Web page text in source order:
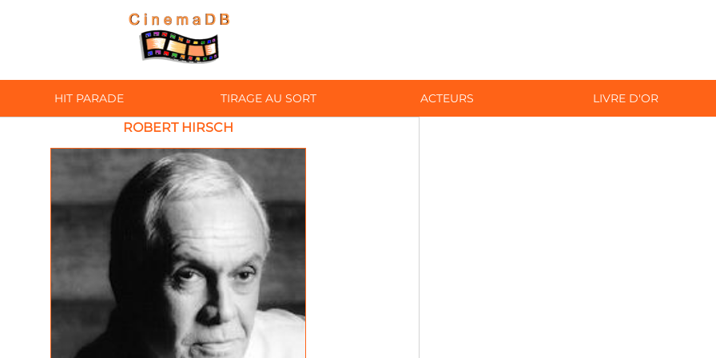
HIT PARADE TIRAGE AU SORT ACTEURS LIVRE D'OR
ROBERT HIRSCH